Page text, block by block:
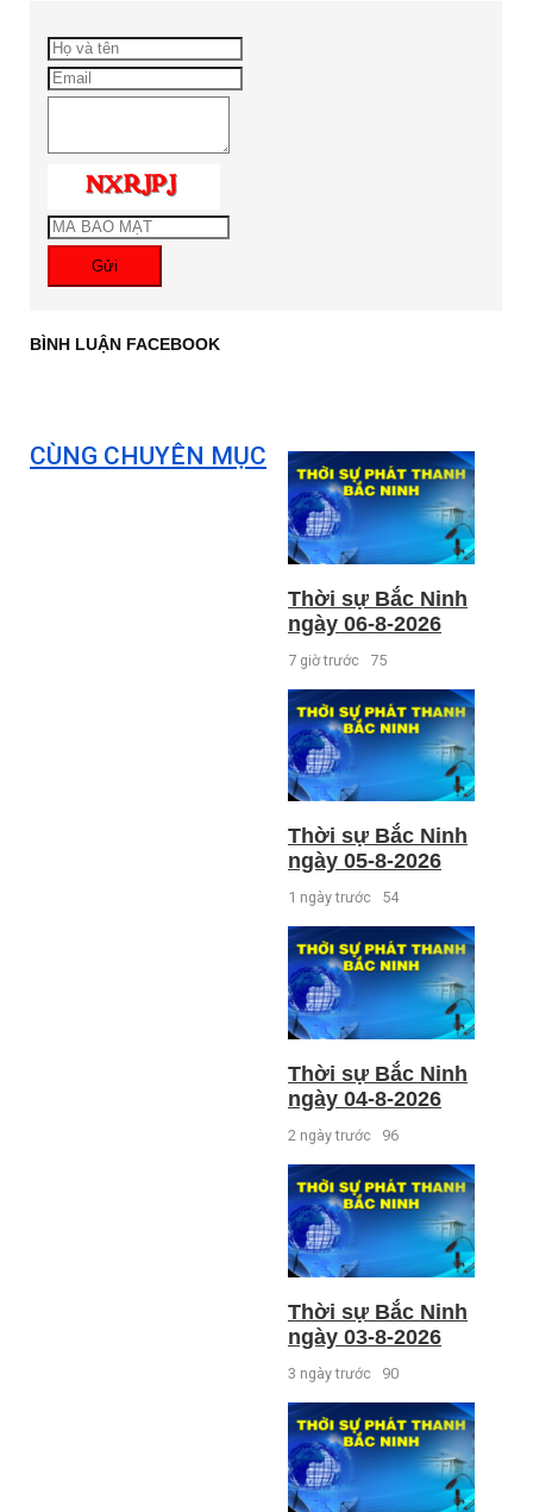
Gửi
BÌNH LUẬN FACEBOOK
CÙNG CHUYÊN MỤC
Thời sự Bắc Ninh
ngày 06-8-2026
7 giờ trước 75
Thời sự Bắc Ninh
ngày 05-8-2026
1 ngày trước 54
Thời sự Bắc Ninh
ngày 04-8-2026
2 ngày trước 96
Thời sự Bắc Ninh
ngày 03-8-2026
3 ngày trước 90